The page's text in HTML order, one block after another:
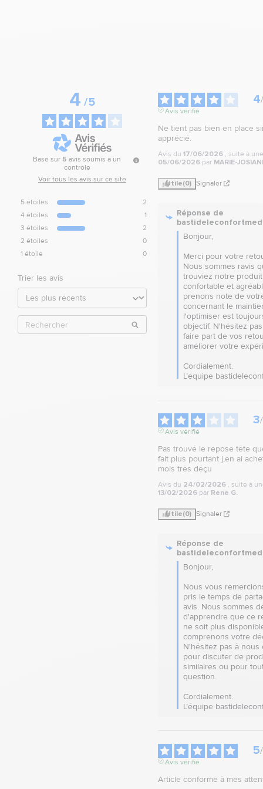
4/5
Basé sur 5 avis soumis à un
contrôle
Voir tous les avis sur ce site
5 étoiles
2
4 étoiles
1
3 étoiles
2
2 étoiles
0
1 étoile 0
Trier les avis
4/
Avis vérifié
Ne tient pas bien en place
apprécié.
Avis du 17/06/2026 , suite à
05/06/2026 par MARIE-
Utile(0) Signaler
Réponse de
Bonjour,
Merci pour votre
Nous sommes ravis
trouviez notre produit
confortable et
prenons note de
concernant le
l'optimiser est
objectif. N'hésitez
faire part de vos
améliorer votre
Cordialement.
L’équipe
3/
Avis vérifié
Pas trouvé le repose tête
fait plus pourtant j,en ai
mois très déçu
Avis du 24/02/2026 , suite à
13/02/2026 par Rene G.
Utile(0) Signaler
Réponse de
Bonjour,
Nous vous
pris le temps de
avis. Nous sommes
d'apprendre que ce
ne soit plus
comprenons votre
N'hésitez pas à nous
pour discuter de
similaires ou pour
question.
Cordialement.
L’équipe
5/
Avis vérifié
Article conforme à mes